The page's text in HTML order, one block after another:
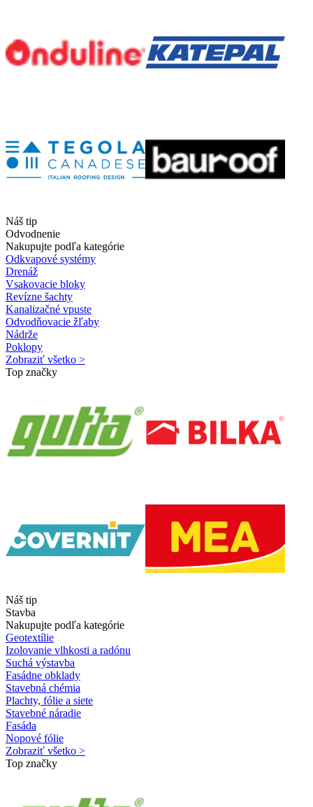
Náš tip
Odvodnenie
Nakupujte podľa kategórie
Odkvapové systémy
Drenáž
Vsakovacie bloky
Revízne šachty
Kanalizačné vpuste
Odvodňovacie žľaby
Nádrže
Poklopy
Zobraziť všetko >
Top značky
Náš tip
Stavba
Nakupujte podľa kategórie
Geotextílie
Izolovanie vlhkosti a radónu
Suchá výstavba
Fasádne obklady
Stavebná chémia
Plachty, fólie a siete
Stavebné náradie
Fasáda
Nopové fólie
Zobraziť všetko >
Top značky